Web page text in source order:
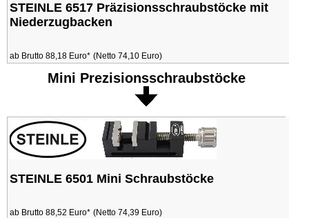
STEINLE 6517 Präzisionsschraubstöcke mit
Niederzugbacken
ab Brutto 88,18 Euro* (Netto 74,10 Euro)
Mini Prezisionsschraubstöcke
STEINLE 6501 Mini Schraubstöcke
ab Brutto 88,52 Euro* (Netto 74,39 Euro)